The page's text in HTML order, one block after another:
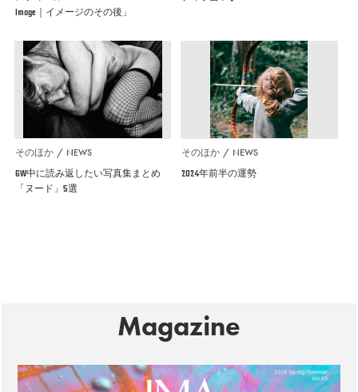
Image｜イメージのその後」
そのほか NEWS
GW中に読み返したい写真集まとめ
「ヌード」5選
そのほか NEWS
2024年前半の運勢
Magazine